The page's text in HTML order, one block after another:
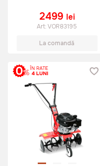
2499 lei
Art:VOR83195
La comandă